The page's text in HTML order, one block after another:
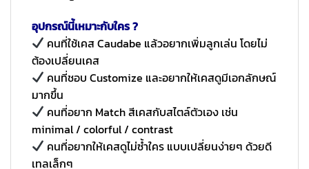
อุปกรณ์นี้เหมาะกับใคร ?
คนที่ใช้เคส Caudabe แล้วอยากเพิ่มลูกเล่น โดยไม่
ต้องเปลี่ยนเคส
คนที่ชอบ Customize และอยากให้เคสดูมีเอกลักษณ์
มากขึ้น
คนที่อยาก Match สีเคสกับสไตล์ตัวเอง เช่น
minimal / colorful / contrast
คนที่อยากให้เคสดูไม่ซ้ำใคร แบบเปลี่ยนง่ายๆ ด้วยดี
เทลเล็กๆ